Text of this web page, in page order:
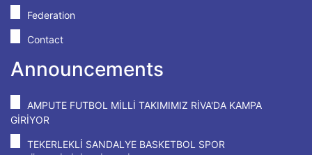
Federation
Contact
Announcements
AMPUTE FUTBOL MİLLİ TAKIMIMIZ RİVA'DA KAMPA
GİRİYOR
TEKERLEKLİ SANDALYE BASKETBOL SPOR